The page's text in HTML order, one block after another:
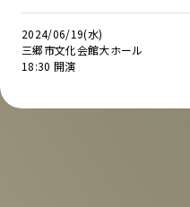
2024/06/19(水)
三郷市文化会館大ホール
18:30 開演